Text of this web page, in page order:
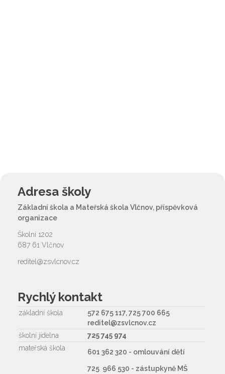
Adresa školy
Základní škola a Mateřská škola Vlčnov, příspěvková
organizace
Školní 1202
687 61 Vlčnov
reditel@zsvlcnov.cz
Rychlý kontakt
základní škola
572 675 117, 725 700 665
reditel@zsvlcnov.cz
školní jídelna
725 745 974
mateřská škola
601 362 320 - omlouvání dětí
725 966 530 - zástupkyně MŠ